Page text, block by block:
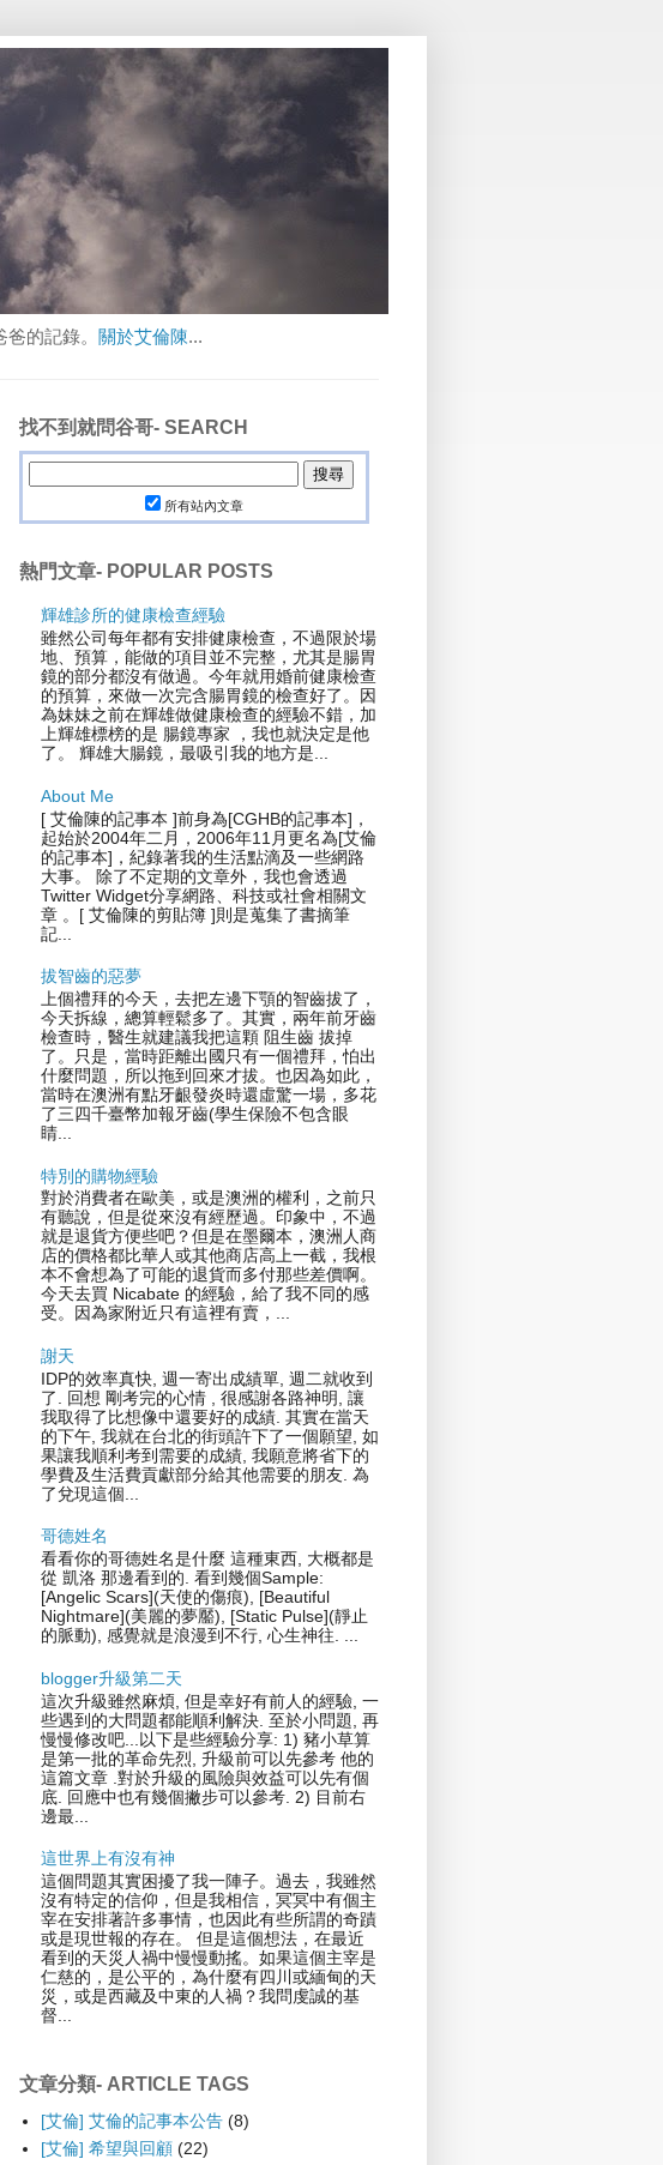
的記錄。 關於艾倫陳...
找不到就問谷哥- SEARCH
所有站內文章
熱門文章- POPULAR POSTS
輝雄診所的健康檢查經驗
雖然公司每年都有安排健康檢查，不過限於場
地、預算，能做的項目並不完整，尤其是腸胃
鏡的部分都沒有做過。今年就用婚前健康檢查
的預算，來做一次完含腸胃鏡的檢查好了。因
為妹妹之前在輝雄做健康檢查的經驗不錯，加
上輝雄標榜的是 腸鏡專家 ，我也就決定是他
了。 輝雄大腸鏡，最吸引我的地方是...
About Me
[ 艾倫陳的記事本 ]前身為[CGHB的記事本]，
起始於2004年二月，2006年11月更名為[艾倫
的記事本]，紀錄著我的生活點滴及一些網路
大事。 除了不定期的文章外，我也會透過
Twitter Widget分享網路、科技或社會相關文
章 。[ 艾倫陳的剪貼簿 ]則是蒐集了書摘筆
記...
拔智齒的惡夢
上個禮拜的今天，去把左邊下顎的智齒拔了，
今天拆線，總算輕鬆多了。其實，兩年前牙齒
檢查時，醫生就建議我把這顆 阻生齒 拔掉
了。只是，當時距離出國只有一個禮拜，怕出
什麼問題，所以拖到回來才拔。也因為如此，
當時在澳洲有點牙齦發炎時還虛驚一場，多花
了三四千臺幣加報牙齒(學生保險不包含眼
睛...
特別的購物經驗
對於消費者在歐美，或是澳洲的權利，之前只
有聽說，但是從來沒有經歷過。印象中，不過
就是退貨方便些吧？但是在墨爾本，澳洲人商
店的價格都比華人或其他商店高上一截，我根
本不會想為了可能的退貨而多付那些差價啊。
今天去買 Nicabate 的經驗，給了我不同的感
受。因為家附近只有這裡有賣，...
謝天
IDP的效率真快, 週一寄出成績單, 週二就收到
了. 回想 剛考完的心情 , 很感謝各路神明, 讓
我取得了比想像中還要好的成績. 其實在當天
的下午, 我就在台北的街頭許下了一個願望, 如
果讓我順利考到需要的成績, 我願意將省下的
學費及生活費貢獻部分給其他需要的朋友. 為
了兌現這個...
哥德姓名
看看你的哥德姓名是什麼 這種東西, 大概都是
從 凱洛 那邊看到的. 看到幾個Sample:
[Angelic Scars](天使的傷痕), [Beautiful
Nightmare](美麗的夢靨), [Static Pulse](靜止
的脈動), 感覺就是浪漫到不行, 心生神往. ...
blogger升級第二天
這次升級雖然麻煩, 但是幸好有前人的經驗, 一
些遇到的大問題都能順利解決. 至於小問題, 再
慢慢修改吧...以下是些經驗分享: 1) 豬小草算
是第一批的革命先烈, 升級前可以先參考 他的
這篇文章 .對於升級的風險與效益可以先有個
底. 回應中也有幾個撇步可以參考. 2) 目前右
邊最...
這世界上有沒有神
這個問題其實困擾了我一陣子。過去，我雖然
沒有特定的信仰，但是我相信，冥冥中有個主
宰在安排著許多事情，也因此有些所謂的奇蹟
或是現世報的存在。 但是這個想法，在最近
看到的天災人禍中慢慢動搖。如果這個主宰是
仁慈的，是公平的，為什麼有四川或緬甸的天
災，或是西藏及中東的人禍？我問虔誠的基
督...
文章分類- ARTICLE TAGS
[艾倫] 艾倫的記事本公告 (8)
[艾倫] 希望與回顧 (22)